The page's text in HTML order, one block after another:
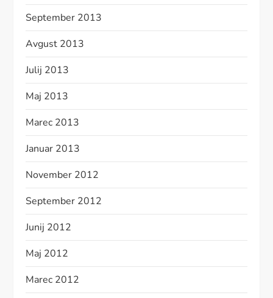
September 2013
Avgust 2013
Julij 2013
Maj 2013
Marec 2013
Januar 2013
November 2012
September 2012
Junij 2012
Maj 2012
Marec 2012